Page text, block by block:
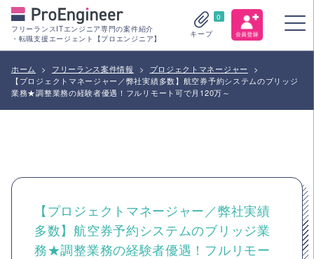
フリーランスITエンジニア専門の案件紹介
・転職支援エージェント【プロエンジニア】
0
キープ
ホーム > フリーランス案件情報 > プロジェクトマネージャー
>
【プロジェクトマネージャー／弊社実績多数】航空券予約システムのブリッジ
業務★調整業務の経験者優遇！フルリモート可で月120万～
【プロジェクトマネージャー／弊社実績
多数】航空券予約システムのブリッジ業
務★調整業務の経験者優遇！フルリモー